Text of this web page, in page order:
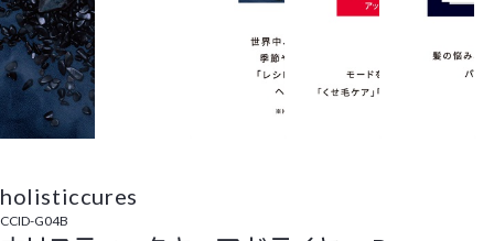
holisticcures
CCID-G04B